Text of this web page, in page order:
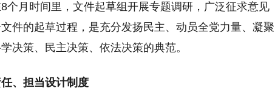
个月时间里，文件起草组开展专题调研，广泛征求意见
件的起草过程，是充分发扬民主、动员全党力量、凝聚
决策、民主决策、依法决策的典范。
、担当设计制度